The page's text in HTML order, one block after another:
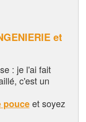
et
: je l'ai fait
c'est un
pouceet soyez